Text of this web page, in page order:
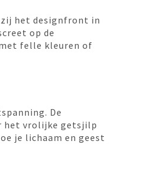
het designfront in
op de
felle kleuren of
De
het vrolijke getsjilp
je lichaam en geest